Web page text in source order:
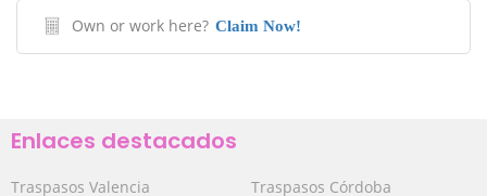
Own or work here? Claim Now!
Enlaces destacados
Traspasos Valencia
Traspasos Córdoba